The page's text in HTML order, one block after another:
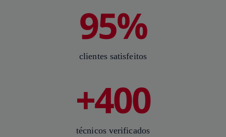
95%
clientes satisfeitos
+400
técnicos verificados